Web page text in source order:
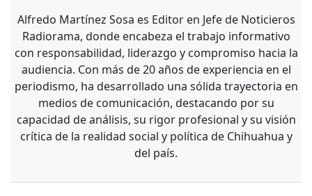
Alfredo Martínez Sosa es Editor en Jefe de Noticieros
Radiorama, donde encabeza el trabajo informativo
con responsabilidad, liderazgo y compromiso hacia la
audiencia. Con más de 20 años de experiencia en el
periodismo, ha desarrollado una sólida trayectoria en
medios de comunicación, destacando por su
capacidad de análisis, su rigor profesional y su visión
crítica de la realidad social y política de Chihuahua y
del país.